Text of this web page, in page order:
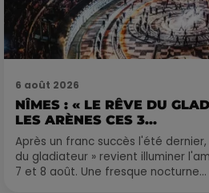
6 août 2026
NÎMES : « LE RÊVE DU
LES ARÈNES CES 3...
Après un franc succès l'été
du gladiateur » revient illuminer
7 et 8 août. Une fresque nocturne...